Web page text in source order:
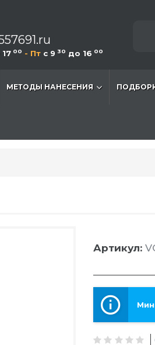
00 - Пт c 9 30 до 16 00
МЕТОДЫ НАНЕСЕНИЯ
Артикул: